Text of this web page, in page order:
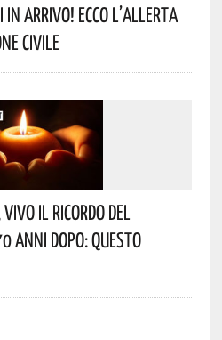
Arrivo! Ecco L’allerta
Civile
Il Ricordo Del
Anni Dopo: Questo